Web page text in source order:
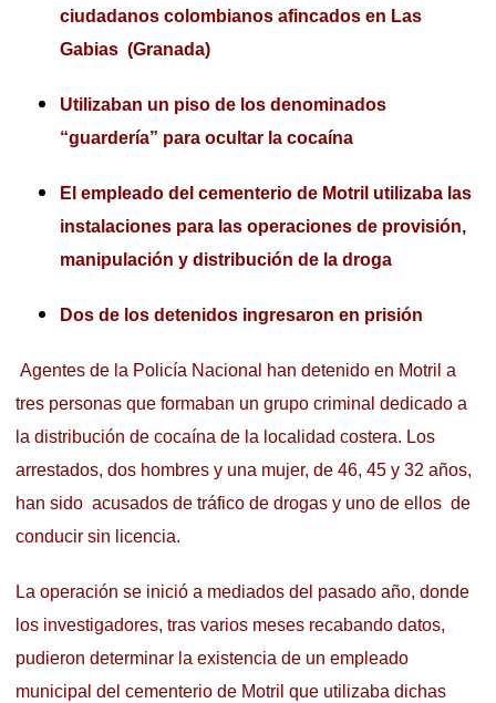
ciudadanos colombianos afincados en Las
Gabias (Granada)
Utilizaban un piso de los denominados
“guardería” para ocultar la cocaína
El empleado del cementerio de Motril utilizaba las
instalaciones para las operaciones de provisión,
manipulación y distribución de la droga
Dos de los detenidos ingresaron en prisión
Agentes de la Policía Nacional han detenido en Motril a
tres personas que formaban un grupo criminal dedicado a
la distribución de cocaína de la localidad costera. Los
arrestados, dos hombres y una mujer, de 46, 45 y 32 años,
han sido acusados de tráfico de drogas y uno de ellos de
conducir sin licencia.
La operación se inició a mediados del pasado año, donde
los investigadores, tras varios meses recabando datos,
pudieron determinar la existencia de un empleado
municipal del cementerio de Motril que utilizaba dichas